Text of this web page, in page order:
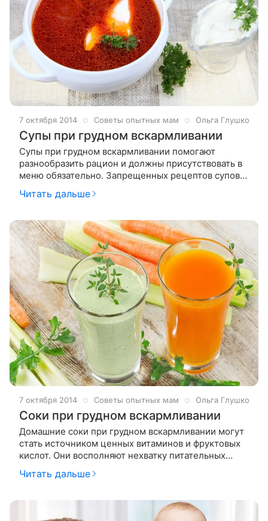
7 октября 2014 Советы опытных мам Ольга Глушко
Супы при грудном вскармливании
Супы при грудном вскармливании помогают
разнообразить рацион и должны присутствовать в
меню обязательно. Запрещенных рецептов супов
нет, ведь даже в роддоме кормящим мамам
предлагают и борщ, и фасолевый суп, и куриную
Читать дальше
7 октября 2014 Советы опытных мам Ольга Глушко
Соки при грудном вскармливании
Домашние соки при грудном вскармливании могут
стать источником ценных витаминов и фруктовых
кислот. Они восполняют нехватку питательных
микроэлементов, поддерживают тонус и общее
состояние организма. Однако есть
Читать дальше